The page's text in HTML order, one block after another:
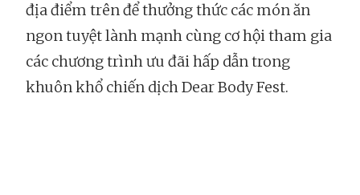
địa điểm trên để thưởng thức các món ăn
ngon tuyệt lành mạnh cùng cơ hội tham gia
các chương trình ưu đãi hấp dẫn trong
khuôn khổ chiến dịch Dear Body Fest.